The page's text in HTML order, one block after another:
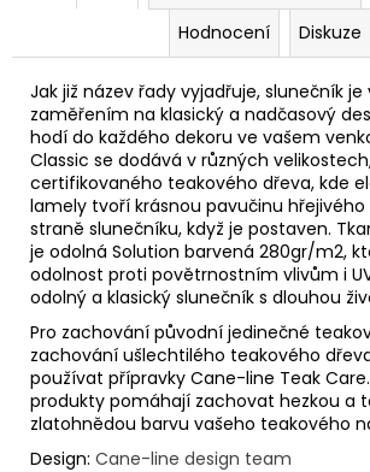
Hodnocení
Diskuze
Jak již název řady vyjadřuje, slunečník
zaměřením na klasický a nadčasový
hodí do každého dekoru ve vašem
Classic se dodává v různých
certifikovaného teakového dřeva, kde
lamely tvoří krásnou pavučinu
straně slunečníku, když je postaven.
je odolná Solution barvená 280gr/m2,
odolnost proti povětrnostním vlivům i
odolný a klasický slunečník s dlouhou
Pro zachování původní jedinečné
zachování ušlechtilého teakového
používat přípravky Cane-line Teak
produkty pomáhají zachovat hezkou a
zlatohnědou barvu vašeho teakového
Design: Cane-line design team